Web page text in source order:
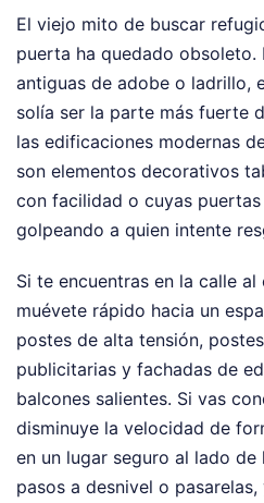
El viejo mito de buscar
puerta ha quedado obsoleto.
antiguas de adobe o ladrillo,
solía ser la parte más fuerte
las edificaciones modernas
son elementos decorativos
con facilidad o cuyas puertas
golpeando a quien intente
Si te encuentras en la calle
muévete rápido hacia un
postes de alta tensión,
publicitarias y fachadas de
balcones salientes. Si vas
disminuye la velocidad de
en un lugar seguro al lado de
pasos a desnivel o